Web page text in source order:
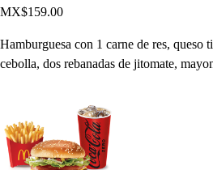
MX$159.00
Hamburguesa con 1 carne de res, queso
cebolla, dos rebanadas de jitomate,